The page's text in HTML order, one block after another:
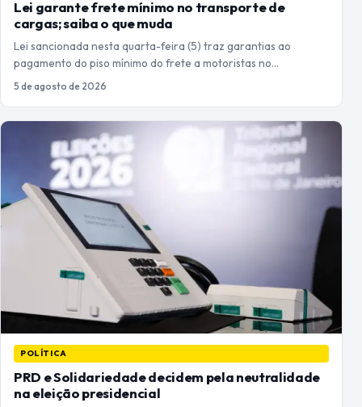
Lei garante frete mínimo no transporte de
cargas; saiba o que muda
Lei sancionada nesta quarta-feira (5) traz garantias ao
pagamento do piso mínimo do frete a motoristas no…
5 de agosto de 2026
POLÍTICA
PRD e Solidariedade decidem pela neutralidade
na eleição presidencial